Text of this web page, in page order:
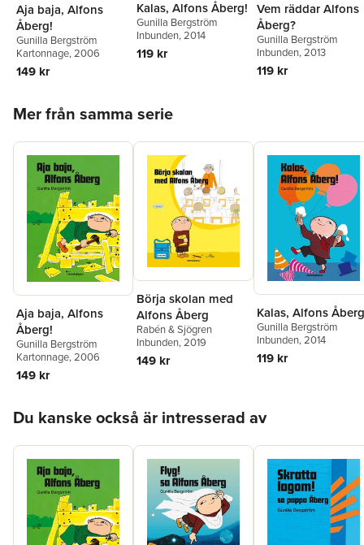
Aja baja, Alfons
Åberg!
Gunilla Bergström
Kartonnage, 2006
149 kr
Kalas, Alfons Åberg!
Gunilla Bergström
Inbunden, 2014
119 kr
Vem räddar Alfons
Åberg?
Gunilla Bergström
Inbunden, 2013
119 kr
Mer från samma serie
Aja baja, Alfons
Åberg!
Gunilla Bergström
Kartonnage, 2006
149 kr
Börja skolan med
Alfons Åberg
Rabén & Sjögren
Inbunden, 2019
149 kr
Kalas, Alfons
Gunilla Bergström
Inbunden, 2014
119 kr
Du kanske också är intresserad av